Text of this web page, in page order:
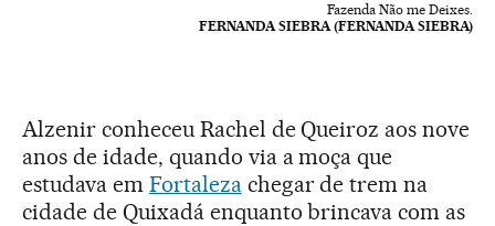
Fazenda Não me Deixes.
FERNANDA SIEBRA (FERNANDA SIEBRA)
Alzenir conheceu Rachel de Queiroz aos nove
anos de idade, quando via a moça que
estudava em Fortalezachegar de trem na
cidade de Quixadá enquanto brincava com as